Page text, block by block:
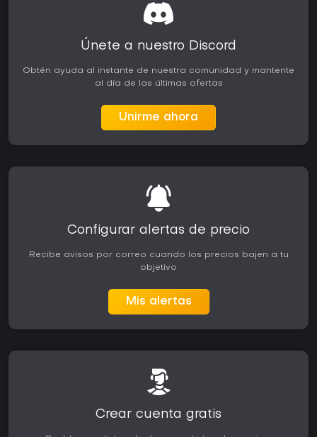
Únete a nuestro Discord
Obtén ayuda al instante de nuestra comunidad y mantente
al día de las últimas ofertas
Unirme ahora
Configurar alertas de precio
Recibe avisos por correo cuando los precios bajen a tu
objetivo
Mis alertas
Crear cuenta gratis